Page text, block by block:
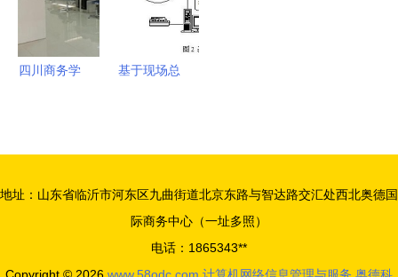
实践
四川商务学
理与服务
基于现场总
息管理与服
务的融合实
地址：山东省临沂市河东区九曲街道北京东路与智达路交汇处西北奥德国
际商务中心（一址多照）
电话：1865343**